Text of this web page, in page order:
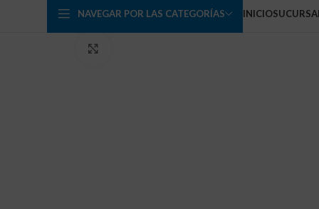
NAVEGAR POR LAS CATEGORÍAS INICIO